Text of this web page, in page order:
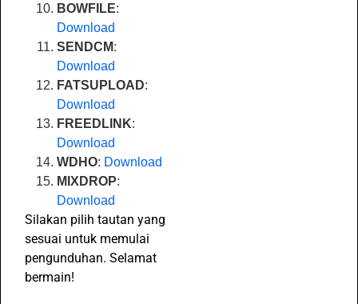
BOWFILE:
Download
SENDCM:
Download
FATSUPLOAD:
Download
FREEDLINK:
Download
WDHO: Download
MIXDROP:
Download
Silakan pilih tautan yang
sesuai untuk memulai
pengunduhan. Selamat
bermain!